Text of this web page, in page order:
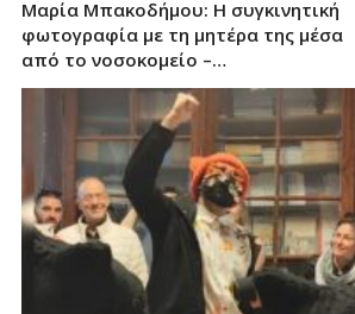
Μαρία Μπακοδήμου: H συγκινητική
φωτογραφία με τη μητέρα της μέσα
από το νοσοκομείο –…